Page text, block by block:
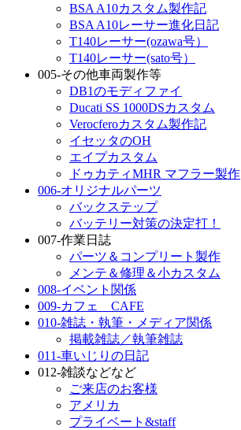
BSA A10カスタム製作記
BSA A10レーサー進化日記
T140レーサー(ozawa号）
T140レーサー(sato号）
005-その他車両製作等
DB1のモディファイ
Ducati SS 1000DSカスタム
Verocferoカスタム製作記
イセッタのOH
エイプカスタム
ドゥカティMHR マフラー製作
006-オリジナルパーツ
バックステップ
バッテリー対策の決定打！
007-作業日誌
パーツ＆コンプリート製作
メンテ＆修理＆小カスタム
008-イベント関係
009-カフェ CAFE
010-雑誌・執筆・メディア関係
掲載雑誌／執筆雑誌
011-車いじりの日記
012-雑談などなど
ご来店のお客様
アメリカ
プライベート&staff